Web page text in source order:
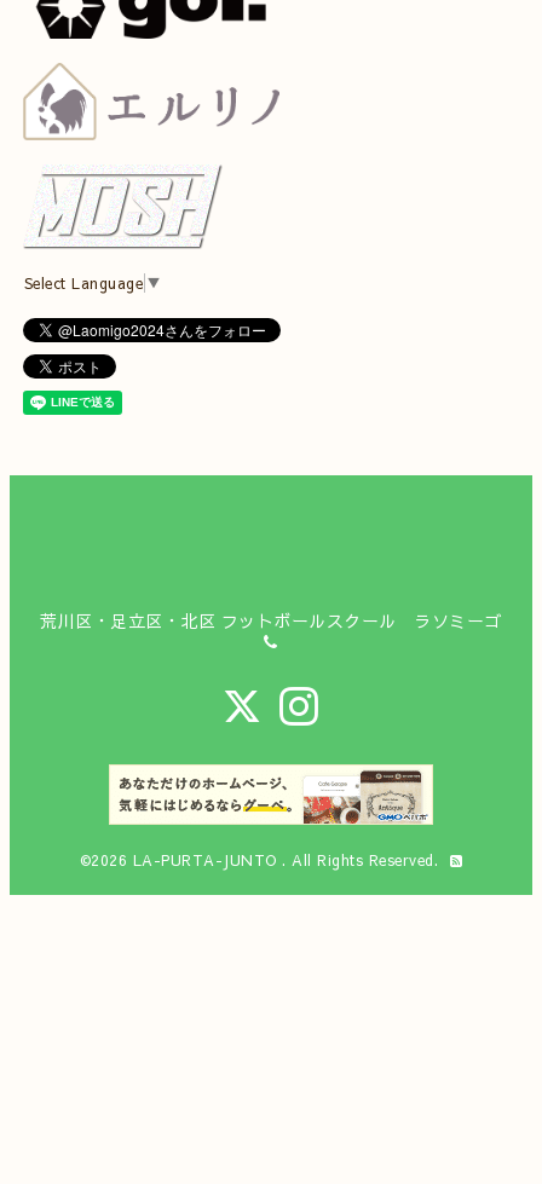
Select Language ▼
荒川区・足立区・北区 フットボールスクール ラソミーゴ
©2026 LA-PURTA-JUNTO. All Rights Reserved.